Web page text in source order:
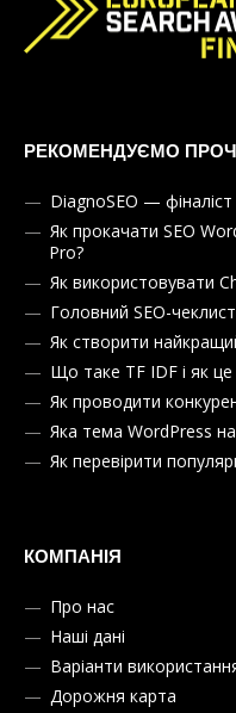
РЕКОМЕНДУЄМО
DiagnoSEO —
Як прокачати SEO
Pro?
Як використовувати
Головний SEO-чеклист
Як створити
Що таке TF IDF і як
Як проводити
Яка тема WordPress
Як перевірити
КОМПАНІЯ
Про нас
Наші дані
Варіанти
Дорожня карта